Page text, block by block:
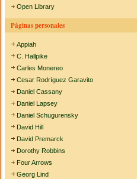
Open Library
Páginas personales
Appiah
C. Hallpike
Carles Monereo
Cesar Rodríguez Garavito
Daniel Cassany
Daniel Lapsey
Daniel Schugurensky
David Hill
David Premarck
Dorothy Robbins
Four Arrows
Georg Lind